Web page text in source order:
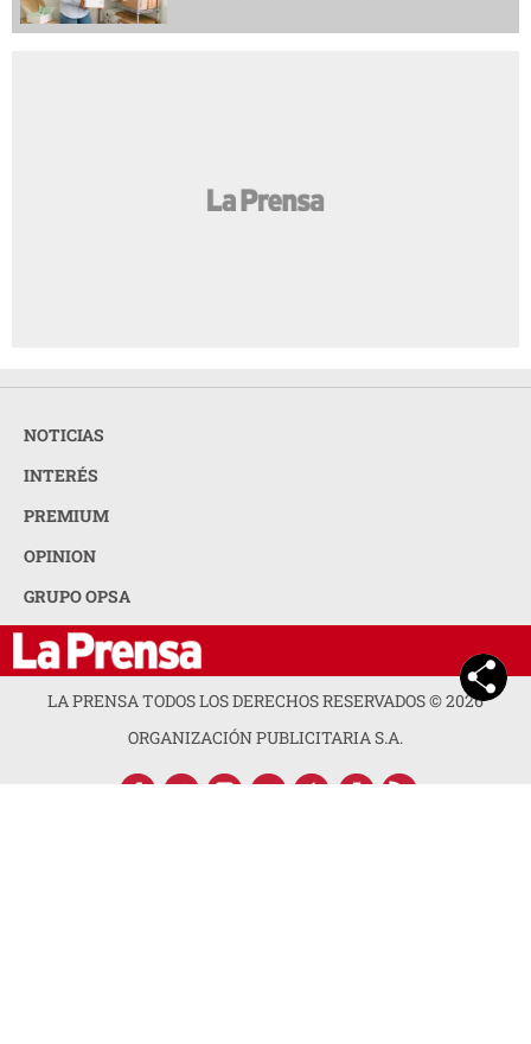
NOTICIAS
INTERÉS
PREMIUM
OPINION
GRUPO OPSA
LA PRENSA TODOS LOS DERECHOS RESERVADOS ©2026
ORGANIZACIÓN PUBLICITARIA S.A.